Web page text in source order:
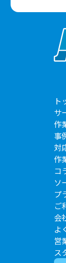
ト
サ
作
事
対
作
コ
ソ
プ
ご
会
よ
営
ス